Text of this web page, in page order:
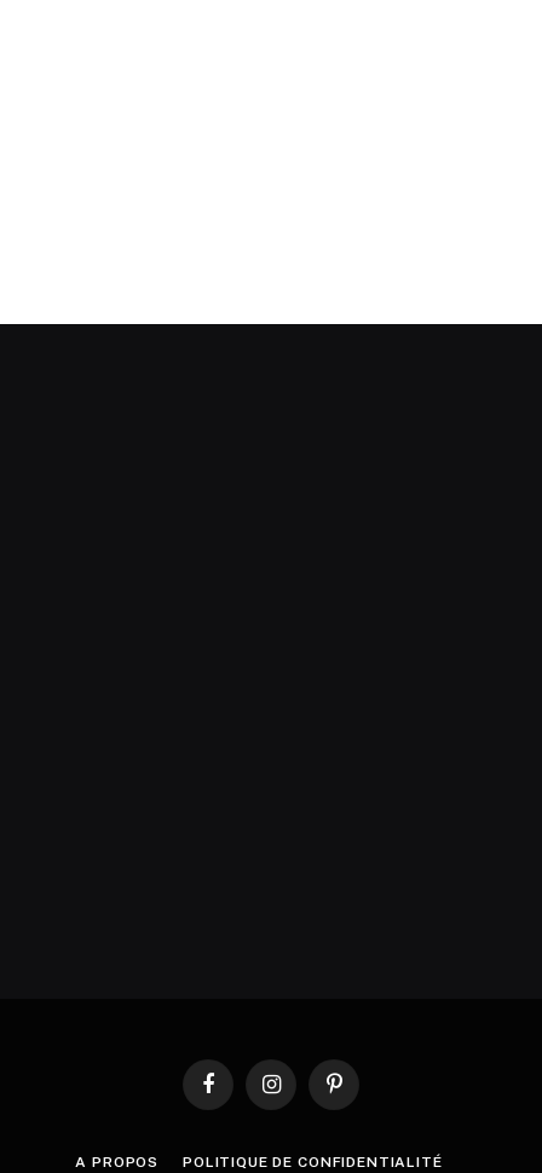
FacebookInstagramPinterest
A PROPOS POLITIQUE DE CONFIDENTIALITÉ